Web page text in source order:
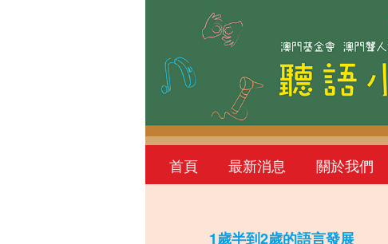
首頁 最新消息 關於我們
1歲半到2歲的語言發展